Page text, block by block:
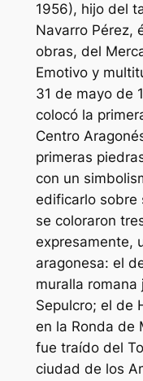
1956), hijo del
Navarro Pérez,
obras, del
Emotivo y
31 de mayo de
colocó la
Centro
primeras
con un
edificarlo sobre
se coloraron
expresamente,
aragonesa: el
muralla
Sepulcro; el de
en la Ronda de
fue traído del
ciudad de los